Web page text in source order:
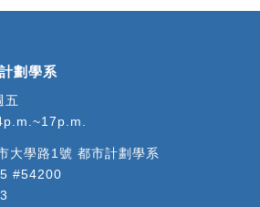
劃學系
五
大學路1號 都市計劃學系
#54200